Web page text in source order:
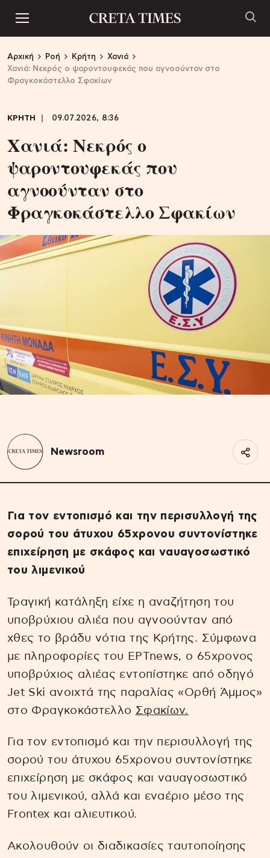
Αρχική Ροή Κρήτη
Χανιά
Χανιά: Nεκρός o ψαροντουφεκάς που αγνοούνταν στο
Φραγκοκάστελλο Σφακίων
ΚΡΗΤΗ 09.07.2026, 8:36
Χανιά: Nεκρός o
ψαροντουφεκάς που
αγνοούνταν στο
Φραγκοκάστελλο Σφακίων
Newsroom
Για τον εντοπισμό και την περισυλλογή της
σορού του άτυχου 65χρονου συντονίστηκε
επιχείρηση με σκάφος και ναυαγοσωστικό
του λιμενικού
Τραγική κατάληξη είχε η αναζήτηση του
υποβρύχιου αλιέα που αγνοούνταν από
χθες το βράδυ νότια της Κρήτης. Σύμφωνα
με πληροφορίες του ΕΡΤnews, ο 65χρονος
υποβρύχιος αλιέας εντοπίστηκε από οδηγό
Jet Ski ανοιχτά της παραλίας «Ορθή Άμμος»
στο Φραγκοκάστελλο Σφακίων.
Για τον εντοπισμό και την περισυλλογή της
σορού του άτυχου 65χρονου συντονίστηκε
επιχείρηση με σκάφος και ναυαγοσωστικό
του λιμενικού, αλλά και εναέριο μέσο της
Frontex και αλιευτικού.
Ακολουθούν οι διαδικασίες ταυτοποίησης